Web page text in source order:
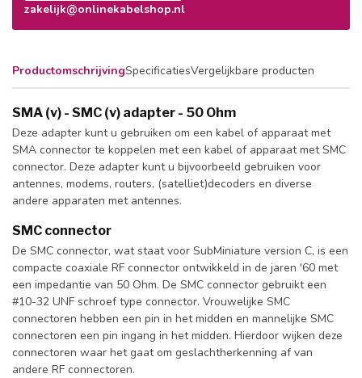
zakelijk@onlinekabelshop.nl
ProductomschrijvingSpecificatiesVergelijkbare producten
SMA (v) - SMC (v) adapter - 50 Ohm
Deze adapter kunt u gebruiken om een kabel of apparaat met
SMA connector te koppelen met een kabel of apparaat met SMC
connector. Deze adapter kunt u bijvoorbeeld gebruiken voor
antennes, modems, routers, (satelliet)decoders en diverse
andere apparaten met antennes.
SMC connector
De SMC connector, wat staat voor SubMiniature version C, is een
compacte coaxiale RF connector ontwikkeld in de jaren '60 met
een impedantie van 50 Ohm. De SMC connector gebruikt een
#10-32 UNF schroef type connector. Vrouwelijke SMC
connectoren hebben een pin in het midden en mannelijke SMC
connectoren een pin ingang in het midden. Hierdoor wijken deze
connectoren waar het gaat om geslachtherkenning af van
andere RF connectoren.